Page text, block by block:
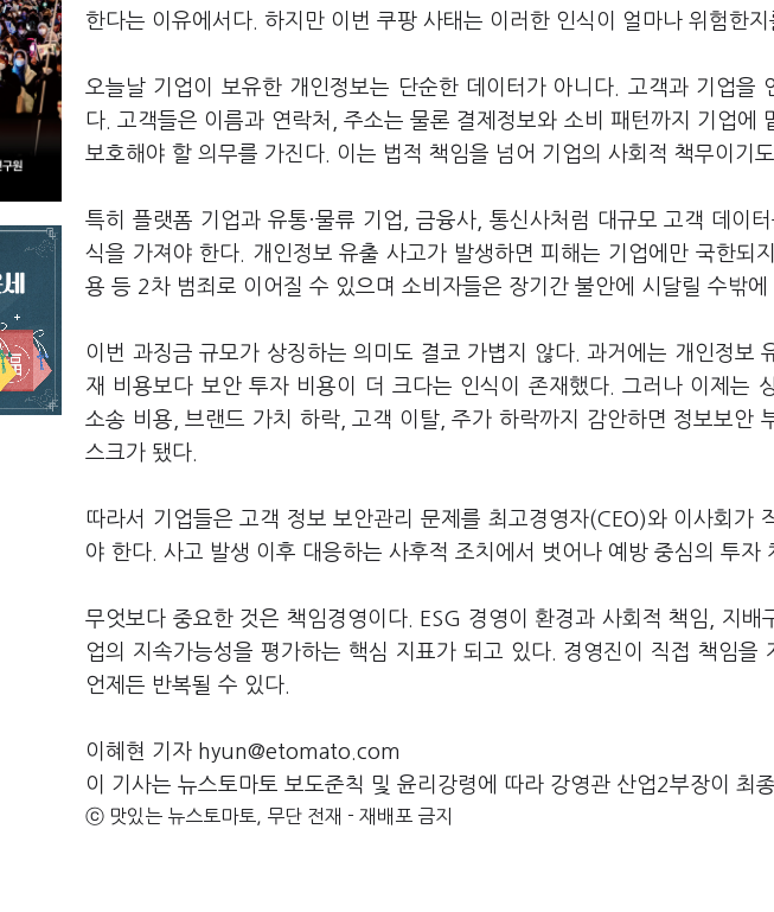
한다는 이유에서다. 하지만 이번 쿠팡 사태는 이러한 인식이 얼마나 위험한지
오늘날 기업이 보유한 개인정보는 단순한 데이터가 아니다. 고객과 기업을
다. 고객들은 이름과 연락처, 주소는 물론 결제정보와 소비 패턴까지 기업에
보호해야 할 의무를 가진다. 이는 법적 책임을 넘어 기업의 사회적 책무이기
특히 플랫폼 기업과 유통·물류 기업, 금융사, 통신사처럼 대규모 고객 데이
식을 가져야 한다. 개인정보 유출 사고가 발생하면 피해는 기업에만 국한되
용 등 2차 범죄로 이어질 수 있으며 소비자들은 장기간 불안에 시달릴 수밖에
이번 과징금 규모가 상징하는 의미도 결코 가볍지 않다. 과거에는 개인정보
재 비용보다 보안 투자 비용이 더 크다는 인식이 존재했다. 그러나 이제는
소송 비용, 브랜드 가치 하락, 고객 이탈, 주가 하락까지 감안하면 정보보안
스크가 됐다.
따라서 기업들은 고객 정보 보안관리 문제를 최고경영자(CEO)와 이사회가
야 한다. 사고 발생 이후 대응하는 사후적 조치에서 벗어나 예방 중심의 투자
무엇보다 중요한 것은 책임경영이다. ESG 경영이 환경과 사회적 책임, 지배
업의 지속가능성을 평가하는 핵심 지표가 되고 있다. 경영진이 직접 책임을
언제든 반복될 수 있다.
이혜현 기자 hyun@etomato.com
이 기사는 뉴스토마토 보도준칙 및 윤리강령에 따라 강영관 산업2부장이 최
ⓒ 맛있는 뉴스토마토, 무단 전재 - 재배포 금지